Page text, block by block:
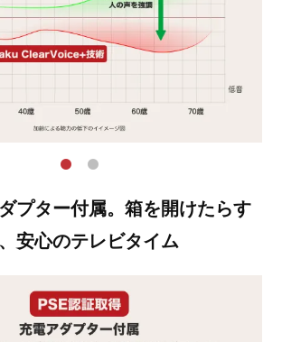
プター付属。箱を開けたらす
安心のテレビタイム